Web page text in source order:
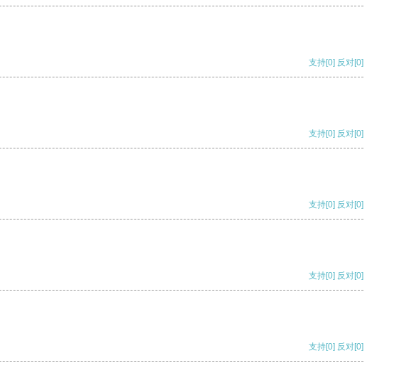
支持[0] 反对[0]
支持[0] 反对[0]
支持[0] 反对[0]
支持[0] 反对[0]
支持[0] 反对[0]